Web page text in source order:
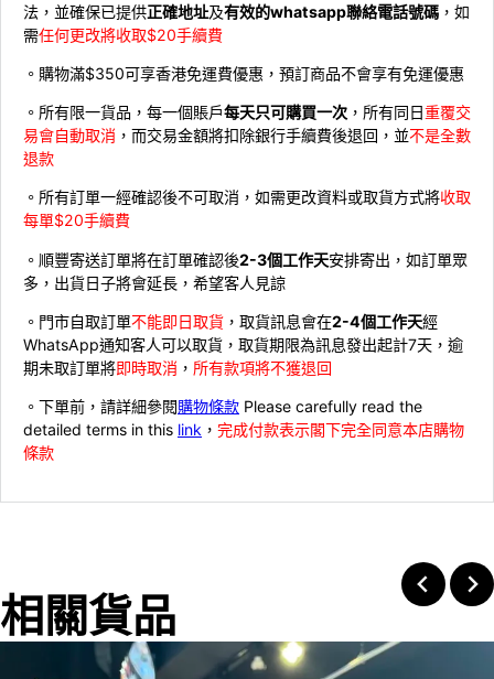
法，並確保已提供正確地址及有效的whatsapp聯絡電話號碼 ，如
需任何更改將收取$20手續費
。購物滿$350可享香港免運費優惠，預訂商品不會享有免運優惠
。所有限一貨品，每一個賬戶每天只可購買一次 ，所有同日重覆交
易會自動取消 ，而交易金額將扣除銀行手續費後退回，並不是全數
退款
。所有訂單一經確認後不可取消，如需更改資料或取貨方式將收取
每單$20手續費
。順豐寄送訂單將在訂單確認後2-3個工作天安排寄出，如訂單眾
多，出貨日子將會延長，希望客人見諒
。門市自取訂單不能即日取貨 ，取貨訊息會在2-4個工作天經
WhatsApp通知客人可以取貨，取貨期限為訊息發出起計7天，逾
期未取訂單將即時取消 ， 所有款項將不獲退回
。下單前，請詳細參閱購物條款 Please carefully read the
detailed terms in this link ， 完成付款表示閣下完全同意本店購物
條款
相關貨品